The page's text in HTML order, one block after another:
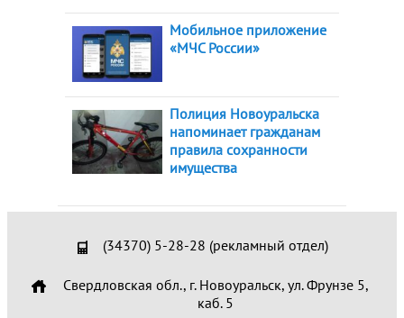
Мобильное приложение
«МЧС России»
Полиция Новоуральска
напоминает гражданам
правила сохранности
имущества
(34370) 5-28-28 (рекламный отдел)
Свердловская обл., г. Новоуральск, ул. Фрунзе 5,
каб. 5